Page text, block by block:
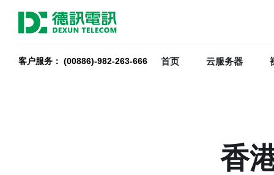
客户服务： (00886)-982-263-666 首页 云服务器
香